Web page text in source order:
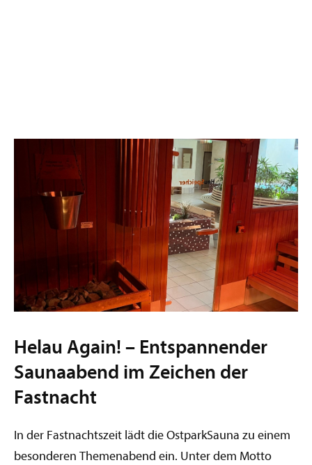
Helau Again! – Entspannender
Saunaabend im Zeichen der
Fastnacht
In der Fastnachtszeit lädt die OstparkSauna zu einem
besonderen Themenabend ein. Unter dem Motto